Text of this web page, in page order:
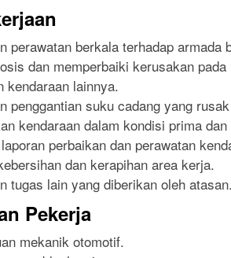
perawatan berkala terhadap armada
dan memperbaiki kerusakan
kendaraan lainnya.
penggantian suku cadang yang
kendaraan dalam kondisi prima
perbaikan dan perawatan
dan kerapihan area kerja.
tugas lain yang diberikan oleh atasan.
Pekerja
mekanik otomotif.